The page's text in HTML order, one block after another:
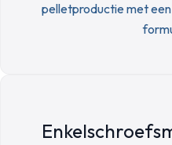
pelletproductie met